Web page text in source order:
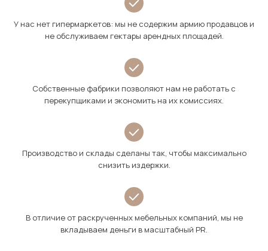
У нас нет гипермаркетов: мы не содержим армию продавцов и
не обслуживаем гектары арендных площадей.
Собственные фабрики позволяют нам не работать с
перекупщиками и экономить на их комиссиях.
Производство и склады сделаны так, чтобы максимально
снизить издержки.
В отличие от раскрученных мебельных компаний, мы не
вкладываем деньги в масштабный PR.